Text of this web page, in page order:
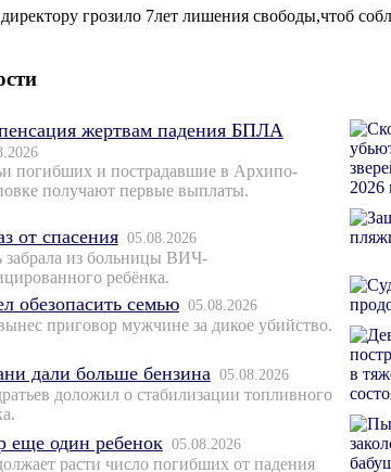
грозило 7лет лишения свободы,чтоб
жертвам падения БПЛА
погибших и пострадавшие в Архипо-
получают первые выплаты.
от спасения 05.08.2026
забрала из больницы ВИЧ-
ребёнка.
обезопасить семью 05.08.2026
приговор мужчине за дикое убийство.
дали больше бензина 05.08.2026
доложил о стабилизации топливного
еще один ребенок 05.08.2026
расти число погибших от падения